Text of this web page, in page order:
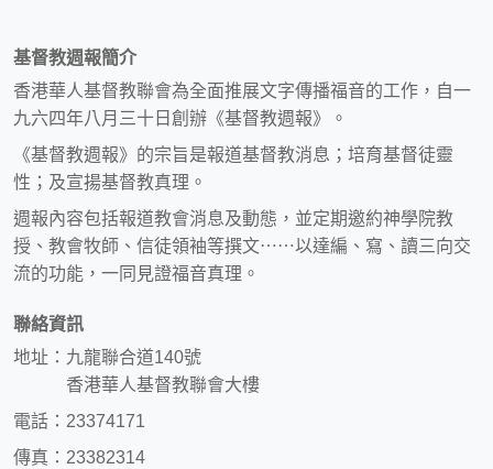
基督教週報簡介
香港華人基督教聯會為全面推展文字傳播福音的工作，自一
九六四年八月三十日創辦《基督教週報》。
《基督教週報》的宗旨是報道基督教消息；培育基督徒靈
性；及宣揚基督教真理。
週報內容包括報道教會消息及動態，並定期邀約神學院教
授、教會牧師、信徒領袖等撰文⋯⋯以達編、寫、讀三向交
流的功能，一同見證福音真理。
聯絡資訊
地址：九龍聯合道140號
香港華人基督教聯會大樓
電話：23374171
傳真：23382314